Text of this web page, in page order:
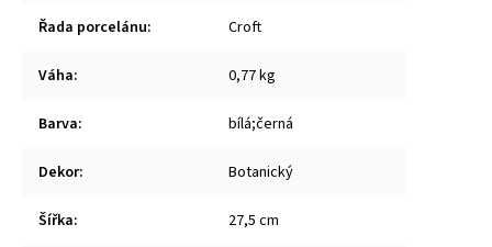
Řada porcelánu: Croft
Váha: 0,77 kg
Barva: bílá;černá
Dekor: Botanický
Šířka: 27,5 cm